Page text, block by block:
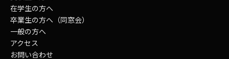
在学生の方へ
卒業生の方へ（同窓会）
一般の方へ
アクセス
お問い合わせ